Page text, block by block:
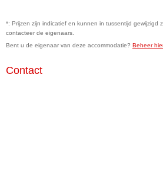
*: Prijzen zijn indicatief en kunnen in tussentijd gewijzigd
contacteer de eigenaars.
Bent u de eigenaar van deze accommodatie? Beheer
Contact